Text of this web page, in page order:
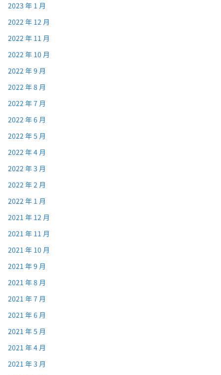
2023 年 1 月
2022 年 12 月
2022 年 11 月
2022 年 10 月
2022 年 9 月
2022 年 8 月
2022 年 7 月
2022 年 6 月
2022 年 5 月
2022 年 4 月
2022 年 3 月
2022 年 2 月
2022 年 1 月
2021 年 12 月
2021 年 11 月
2021 年 10 月
2021 年 9 月
2021 年 8 月
2021 年 7 月
2021 年 6 月
2021 年 5 月
2021 年 4 月
2021 年 3 月